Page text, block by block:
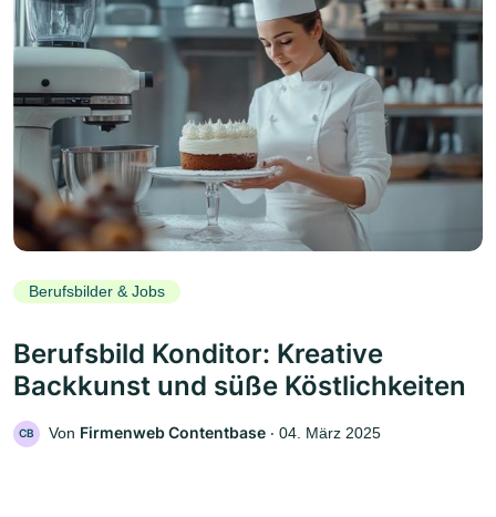
Berufsbilder & Jobs
Berufsbild Konditor: Kreative
Backkunst und süße Köstlichkeiten
CB Von Firmenweb Contentbase ‧ 04. März 2025